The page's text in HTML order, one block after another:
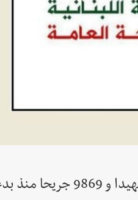
جريدة صيدونيانيوز.نت / طوارئ الصحة:"2083